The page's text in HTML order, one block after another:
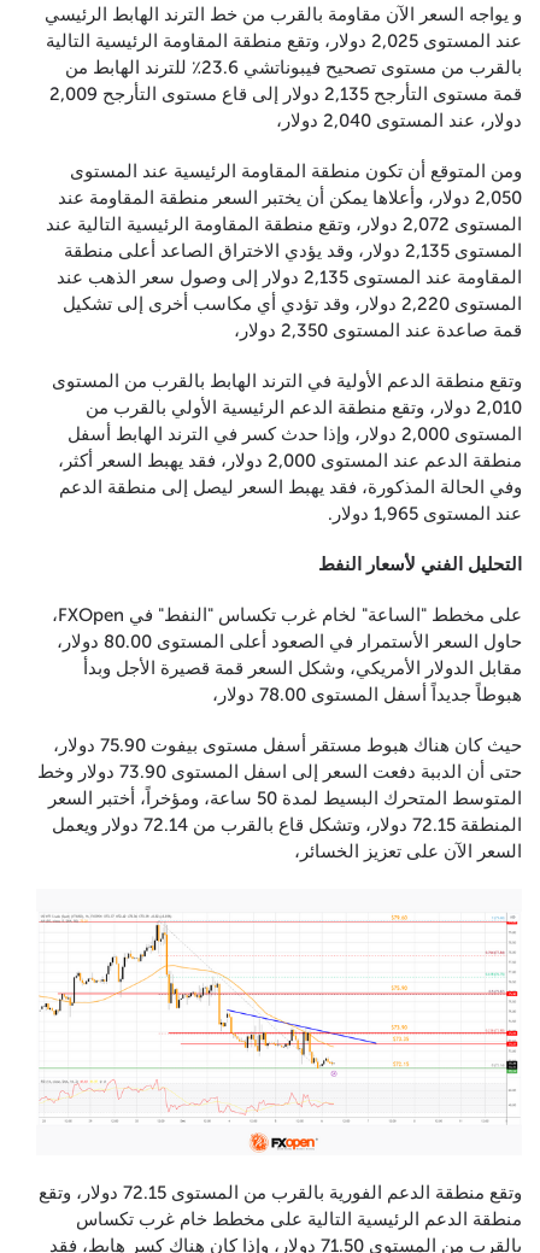
و يواجه السعر الآن مقاومة بالقرب من خط الترند الهابط الرئيسي
عند المستوى 2,025 دولار، وتقع منطقة المقاومة الرئيسية التالية
بالقرب من مستوى تصحيح فيبوناتشي 23.6٪ للترند الهابط من
قمة مستوى التأرجح 2,135 دولار إلى قاع مستوى التأرجح 2,009
دولار، عند المستوى 2,040 دولار،
ومن المتوقع أن تكون منطقة المقاومة الرئيسية عند المستوى
2,050 دولار، وأعلاها يمكن أن يختبر السعر منطقة المقاومة عند
المستوى 2,072 دولار، وتقع منطقة المقاومة الرئيسية التالية عند
المستوى 2,135 دولار، وقد يؤدي الاختراق الصاعد أعلى منطقة
المقاومة عند المستوى 2,135 دولار إلى وصول سعر الذهب عند
المستوى 2,220 دولار، وقد تؤدي أي مكاسب أخرى إلى تشكيل
قمة صاعدة عند المستوى 2,350 دولار،
وتقع منطقة الدعم الأولية في الترند الهابط بالقرب من المستوى
2,010 دولار، وتقع منطقة الدعم الرئيسية الأولي بالقرب من
المستوى 2,000 دولار، وإذا حدث كسر في الترند الهابط أسفل
منطقة الدعم عند المستوى 2,000 دولار، فقد يهبط السعر أكثر،
وفي الحالة المذكورة، فقد يهبط السعر ليصل إلى منطقة الدعم
عند المستوى 1,965 دولار.
التحليل الفني لأسعار النفط
على مخطط "الساعة" لخام غرب تكساس "النفط" في FXOpen،
حاول السعر الأستمرار في الصعود أعلى المستوى 80.00 دولار،
مقابل الدولار الأمريكي، وشكل السعر قمة قصيرة الأجل وبدأ
هبوطاً جديداً أسفل المستوى 78.00 دولار،
حيث كان هناك هبوط مستقر أسفل مستوى بيفوت 75.90 دولار،
حتى أن الدببة دفعت السعر إلى اسفل المستوى 73.90 دولار وخط
المتوسط المتحرك البسيط لمدة 50 ساعة، ومؤخراً، أختبر السعر
المنطقة 72.15 دولار، وتشكل قاع بالقرب من 72.14 دولار ويعمل
السعر الآن على تعزيز الخسائر،
وتقع منطقة الدعم الفورية بالقرب من المستوى 72.15 دولار، وتقع
منطقة الدعم الرئيسية التالية على مخطط خام غرب تكساس
بالقرب من المستوى 71.50 دولار، وإذا كان هناك كسر هابط، فقد